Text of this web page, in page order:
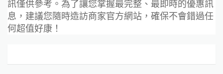
訊僅供參考。為了讓您掌握最完整、最即時的優惠訊
息，建議您隨時造訪商家官方網站，確保不會錯過任
何超值好康！